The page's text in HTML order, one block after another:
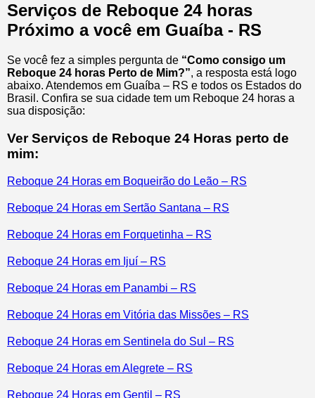
Serviços de Reboque 24 horas
Próximo a você em Guaíba - RS
Se você fez a simples pergunta de “Como consigo um
Reboque 24 horas Perto de Mim?”, a resposta está logo
abaixo. Atendemos em Guaíba – RS e todos os Estados do
Brasil. Confira se sua cidade tem um Reboque 24 horas a
sua disposição:
Ver Serviços de Reboque 24 Horas perto de
mim:
Reboque 24 Horas em Boqueirão do Leão – RS
Reboque 24 Horas em Sertão Santana – RS
Reboque 24 Horas em Forquetinha – RS
Reboque 24 Horas em Ijuí – RS
Reboque 24 Horas em Panambi – RS
Reboque 24 Horas em Vitória das Missões – RS
Reboque 24 Horas em Sentinela do Sul – RS
Reboque 24 Horas em Alegrete – RS
Reboque 24 Horas em Gentil – RS